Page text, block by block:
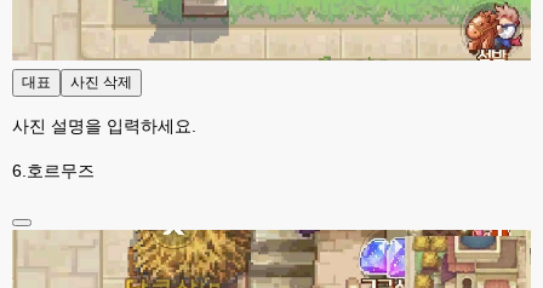
대표 사진 삭제
사진 설명을 입력하세요.
6.호르무즈